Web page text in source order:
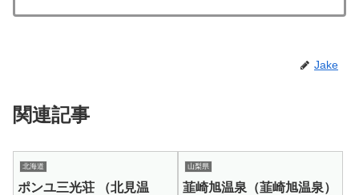
Jake
関連記事
北海道
ポンユ三光荘 （北見温
山梨県
韮崎旭温泉（韮崎旭温泉）